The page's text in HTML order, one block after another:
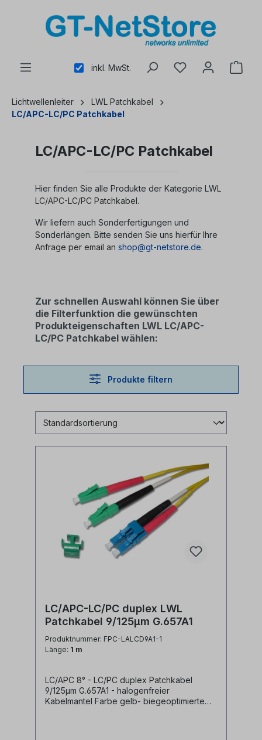
inkl. MwSt.
Lichtwellenleiter
LWL Patchkabel
LC/APC-LC/PC Patchkabel
LC/APC-LC/PC Patchkabel
Hier finden Sie alle Produkte der Kategorie LWL
LC/APC-LC/PC Patchkabel.
Wir liefern auch Sonderfertigungen und
Sonderlängen. Bitte senden Sie uns hierfür Ihre
Anfrage per email an shop@gt-netstore.de.
Zur schnellen Auswahl können Sie über
die Filterfunktion die gewünschten
Produkteigenschaften LWL LC/APC-
LC/PC Patchkabel wählen:
Produkte filtern
LC/APC-LC/PC duplex LWL
Patchkabel 9/125µm G.657A1
Produktnummer: FPC-LALCD9A1-1
Länge: 1 m
LC/APC 8° - LC/PC duplex Patchkabel
9/125µm G.657A1 - halogenfreier
Kabelmantel Farbe gelb- biegeoptimierte